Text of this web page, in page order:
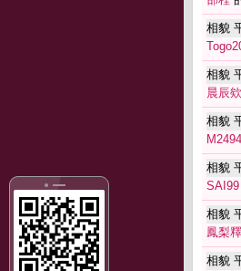
相貌
相貌
晨辰欸
相貌
相貌
SAI99
相貌
鳳梨
相貌